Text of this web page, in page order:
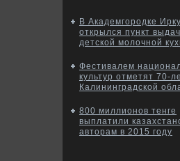
В Академгородке
открылся пункт
детской молочной
Фестивалем
культур отметят 70-
Калининградской
800 миллионов тенге
выплатили
авторам в 2015 году